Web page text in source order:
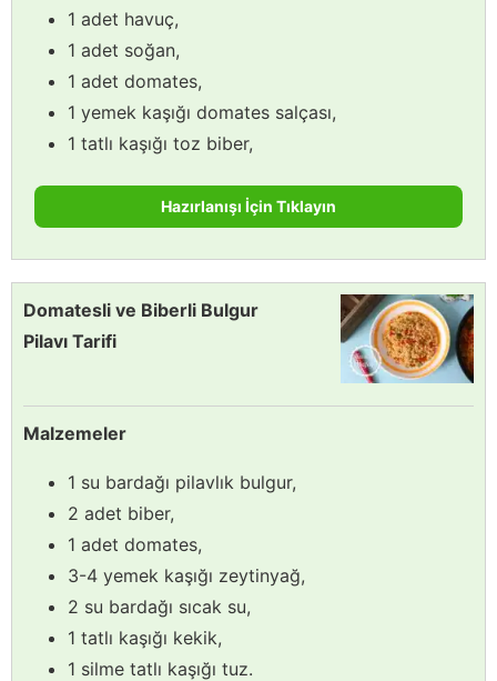
1 adet havuç,
1 adet soğan,
1 adet domates,
1 yemek kaşığı domates salçası,
1 tatlı kaşığı toz biber,
Hazırlanışı İçin Tıklayın
Domatesli ve Biberli Bulgur
Pilavı Tarifi
Malzemeler
1 su bardağı pilavlık bulgur,
2 adet biber,
1 adet domates,
3-4 yemek kaşığı zeytinyağ,
2 su bardağı sıcak su,
1 tatlı kaşığı kekik,
1 silme tatlı kaşığı tuz.